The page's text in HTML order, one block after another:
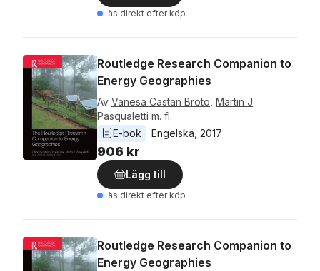
Läs direkt efter köp
Routledge Research Companion to
Energy Geographies
Av Vanesa Castan Broto Martin J
Pasqualetti m. fl.
E-bok
Engelska 2017
906 kr
Lägg till
Läs direkt efter köp
Routledge Research Companion to
Energy Geographies